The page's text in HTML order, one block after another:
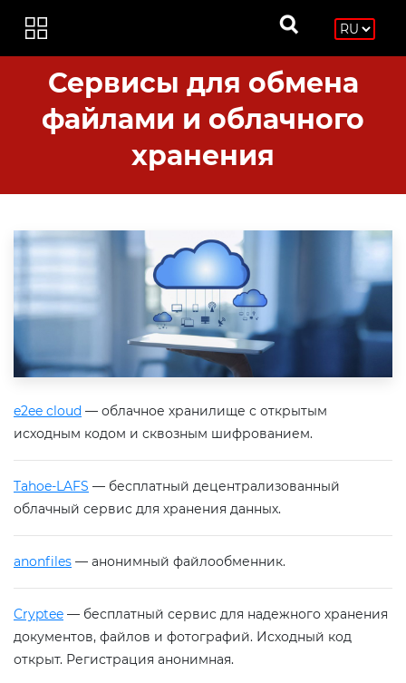
Сервисы для обмена
файлами и облачного
хранения
e2ee cloud — облачное хранилище с открытым
исходным кодом и сквозным шифрованием.
Tahoe-LAFS — бесплатный децентрализованный
облачный сервис для хранения данных.
anonfiles — анонимный файлообменник.
Cryptee — бесплатный сервис для надежного хранения
документов, файлов и фотографий. Исходный код
открыт. Регистрация анонимная.